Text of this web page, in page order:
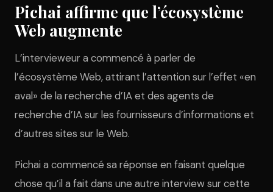
Pichai affirme que l’écosystème
Web augmente
L’intervieweur a commencé à parler de
l’écosystème Web, attirant l’attention sur l’effet «en
aval» de la recherche d’IA et des agents de
recherche d’IA sur les fournisseurs d’informations et
d’autres sites sur le Web.
Pichai a commencé sa réponse en faisant quelque
chose qu’il a fait dans une autre interview sur cette